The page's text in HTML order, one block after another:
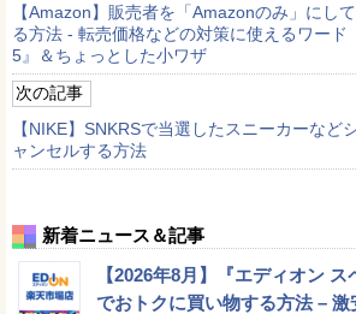
【Amazon】販売者を「Amazonのみ」にし
る方法 - 転売価格などの対策に使えるワード
5』＆ちょっとした小ワザ
次の記事
【NIKE】SNKRSで当選したスニーカーなど
ャンセルする方法
新着ニュース＆記事
【2026年8月】『エディオン ス
でおトクに買い物する方法 –